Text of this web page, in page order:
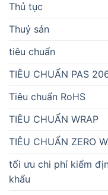
Thủ tục
Thuỷ sản
tiêu chuẩn
TIÊU CHUẨN PAS
Tiêu chuẩn RoHS
TIÊU CHUẨN WRAP
TIÊU CHUẨN ZERO
tối ưu chi phí kiểm
khẩu